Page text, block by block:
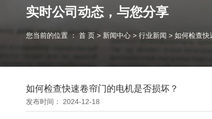
实时公司动态，与您分享
您当前的位置 ： 首 页 > 新闻中心 > 行业新闻 > 如何检查快
如何检查快速卷帘门的电机是否损坏？
发布时间： 2024-12-18